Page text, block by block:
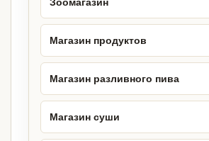
Зоомагазин
Магазин продуктов
Магазин разливного пива
Магазин суши